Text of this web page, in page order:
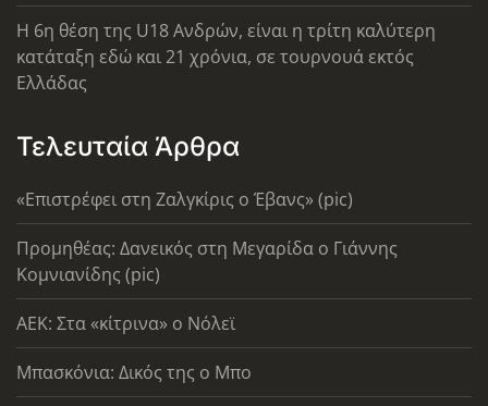
Η 6η θέση της U18 Ανδρών, είναι η τρίτη καλύτερη
κατάταξη εδώ και 21 χρόνια, σε τουρνουά εκτός
Ελλάδας
Τελευταία Άρθρα
«Επιστρέφει στη Ζαλγκίρις ο Έβανς» (pic)
Προμηθέας: Δανεικός στη Μεγαρίδα ο Γιάννης
Κομνιανίδης (pic)
AEK: Στα «κίτρινα» ο Νόλεϊ
Μπασκόνια: Δικός της ο Μπο